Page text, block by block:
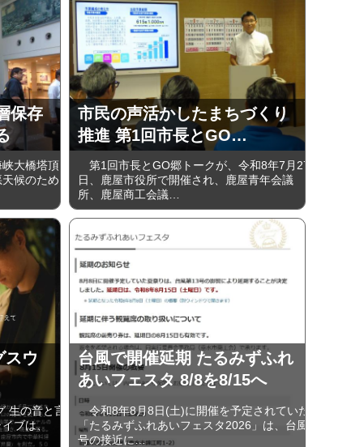
保存
大橋塔頂
候のため
市民の声活かしたまちづくり
推進 第1回市長とGO…
第1回市長とGO郷トークが、令和8年7月27
日、鹿屋市役所で開催され、鹿屋青年会議
所、鹿屋商工会議…
スウ
の音と言
ブは、
台風で開催延期 たるみずふれ
あいフェスタ 8/8を8/15へ
令和8年8月8日(土)に開催を予定されていた
「たるみずふれあいフェスタ2026」は、台風
号の接近に…